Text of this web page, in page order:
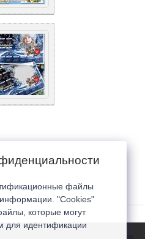
файлы
"Cookies"
которые могут
для идентификации